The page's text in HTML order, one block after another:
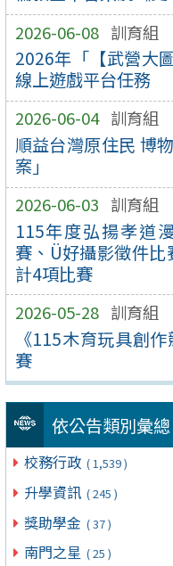
2026-06-08 訓育組
2026年「【武營大
線上遊戲平台任務
2026-06-04 訓育組
順益台灣原住民 博
案」
2026-06-03 訓育組
115年度弘揚孝道
賽、Ü好攝影徵件
計4項比賽
2026-05-28 訓育組
《115木育玩具創
賽
依公告類別彙總
校務行政 ( 1,539 )
升學資訊 ( 245 )
獎助學金 ( 37 )
南門之星 ( 25 )